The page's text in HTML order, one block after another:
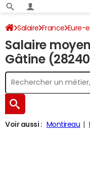
Salaire France Eure-
Salaire
Gâtine
Voir aussi : Montireau